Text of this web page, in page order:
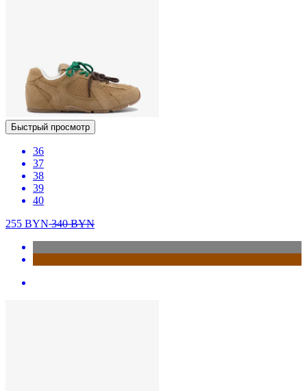
Быстрый просмотр
36
37
38
39
40
255 BYN340BYN